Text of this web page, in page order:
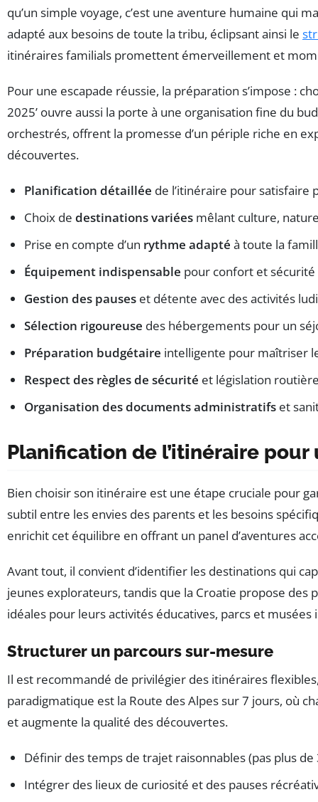
qu’un simple voyage, c’est une aventure humaine
adapté aux besoins de toute la tribu, éclipsant ainsi le
itinéraires familials promettent émerveillement et
Pour une escapade réussie, la préparation s’impose :
2025’ ouvre aussi la porte à une organisation fine du
orchestrés, offrent la promesse d’un périple riche en
découvertes.
Planification détaillée de l’itinéraire pour satisfaire
Choix de destinations variées mêlant culture,
Prise en compte d’un rythme adapté à toute la
Équipement indispensable pour confort et
Gestion des pauses et détente avec des activités
Sélection rigoureuse des hébergements pour un
Préparation budgétaire intelligente pour maîtriser
Respect des règles de sécurité et législation
Organisation des documents administratifs et
Planification de l’itinéraire
Bien choisir son itinéraire est une étape cruciale pour
subtil entre les envies des parents et les besoins
enrichit cet équilibre en offrant un panel d’aventures
Avant tout, il convient d’identifier les destinations qui
jeunes explorateurs, tandis que la Croatie propose des
idéales pour leurs activités éducatives, parcs et
Structurer un parcours sur-mesure
Il est recommandé de privilégier des itinéraires
paradigmatique est la Route des Alpes sur 7 jours, où
et augmente la qualité des découvertes.
Définir des temps de trajet raisonnables (pas plus
Intégrer des lieux de curiosité et des pauses